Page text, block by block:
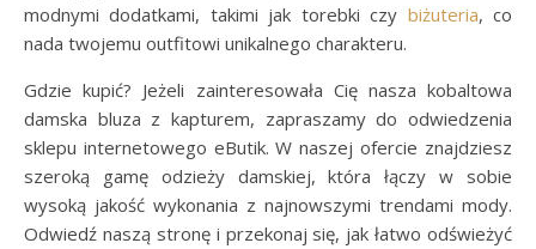
modnymi dodatkami, takimi jak torebki czy biżuteria, co
nada twojemu outfitowi unikalnego charakteru.
Gdzie kupić? Jeżeli zainteresowała Cię nasza kobaltowa
damska bluza z kapturem, zapraszamy do odwiedzenia
sklepu internetowego eButik. W naszej ofercie znajdziesz
szeroką gamę odzieży damskiej, która łączy w sobie
wysoką jakość wykonania z najnowszymi trendami mody.
Odwiedź naszą stronę i przekonaj się, jak łatwo odświeżyć